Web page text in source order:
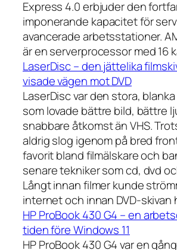
Express 4.0 erbjuder den
imponerande kapacitet för
avancerade arbetsstationer.
är en serverprocessor med 16
LaserDisc – den jättelika
visade vägen mot DVD
LaserDisc var den stora,
som lovade bättre bild, bättre
snabbare åtkomst än VHS.
aldrig slog igenom på bred
favorit bland filmälskare och
senare tekniker som cd, dvd
Långt innan filmer kunde
internet och innan DVD-skivan
HP ProBook 430 G4 – en
tiden före Windows 11
HP ProBook 430 G4 var en